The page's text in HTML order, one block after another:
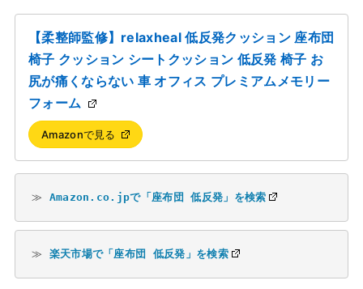
【柔整師監修】relaxheal 低反発クッション 座布団
椅子 クッション シートクッション 低反発 椅子 お
尻が痛くならない 車 オフィス プレミアムメモリー
フォーム
Amazonで見る
≫ Amazon.co.jpで「座布団 低反発」を検索
≫ 楽天市場で「座布団 低反発」を検索